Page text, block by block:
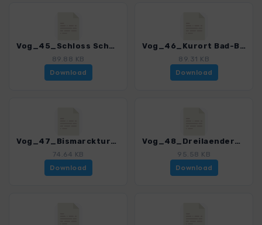
Vog_45_Schloss Schoenberg - Kapellenberg_4518_2.gpx
89.88 KB
Download
Vog_46_Kurort Bad-Brambach - Elsterquelle_4518_2.gpx
89.31 KB
Download
Vog_47_Bismarckturm auf den Hainberg_4518_2.gpx
74.64 KB
Download
Vog_48_Dreilaendereck_4518_2.gpx
95.58 KB
Download